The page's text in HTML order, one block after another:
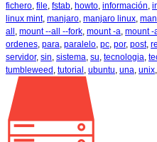
fichero, file, fstab, howto, información,
linux mint, manjaro, manjaro linux,
all , mount --all --fork, mount -a, mount -
ordenes, para, paralelo, pc, por, post,
servidor, sin, sistema, su, tecnologia,
tumbleweed , tutorial , ubuntu, una, unix,